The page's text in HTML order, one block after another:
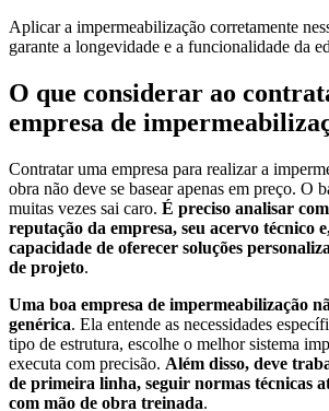
Aplicar a impermeabilização corretamente
garante a longevidade e a funcionalidade da
O que considerar ao
empresa de
Contratar uma empresa para realizar a
obra não deve se basear apenas em preço. O
muitas vezes sai caro. É preciso analisar
reputação da empresa, seu acervo técnico
capacidade de oferecer soluções
de projeto.
Uma boa empresa de impermeabilização
genérica. Ela entende as necessidades
tipo de estrutura, escolhe o melhor sistema
executa com precisão. Além disso, deve
de primeira linha, seguir normas técnicas
com mão de obra treinada.